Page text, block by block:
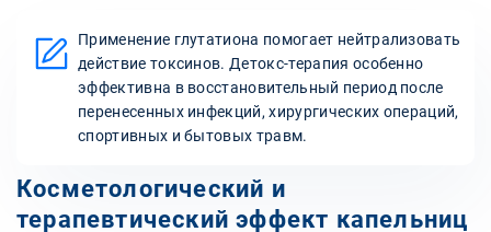
Применение глутатиона помогает нейтрализовать
действие токсинов. Детокс-терапия особенно
эффективна в восстановительный период после
перенесенных инфекций, хирургических операций,
спортивных и бытовых травм.
Косметологический и
терапевтический эффект капельниц